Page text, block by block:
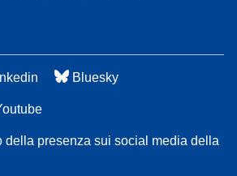
Bluesky
della presenza sui social media della